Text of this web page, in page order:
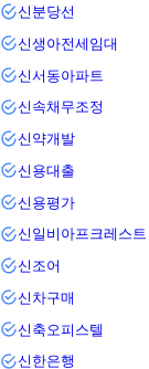
신분당선
신생아전세임대
신서동아파트
신속채무조정
신약개발
신용대출
신용평가
신일비아프크레스트
신조어
신차구매
신축오피스텔
신한은행